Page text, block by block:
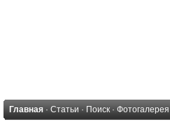
Главная · Статьи · Поиск · Фотогалерея